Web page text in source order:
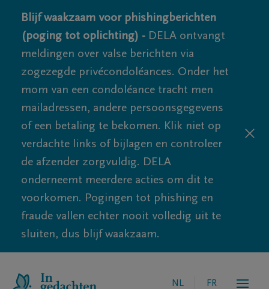
Blijf waakzaam voor phishingberichten
(poging tot oplichting) - DELA ontvangt
meldingen over valse berichten via
zogezegde privécondoléances. Onder het
mom van een condoléance tracht men
mailadressen, andere persoonsgegevens
of een betaling te bekomen. Klik niet op
verdachte links of bijlagen en controleer
de afzender zorgvuldig. DELA
onderneemt meerdere acties om dit te
voorkomen. Pogingen tot phishing en
fraude vallen echter nooit volledig uit te
sluiten, dus blijf waakzaam.
NL FR